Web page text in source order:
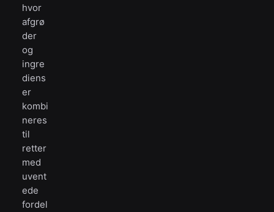
hvor
afgrø
der
og
ingre
diens
er
kombi
neres
til
retter
med
uvent
ede
fordel